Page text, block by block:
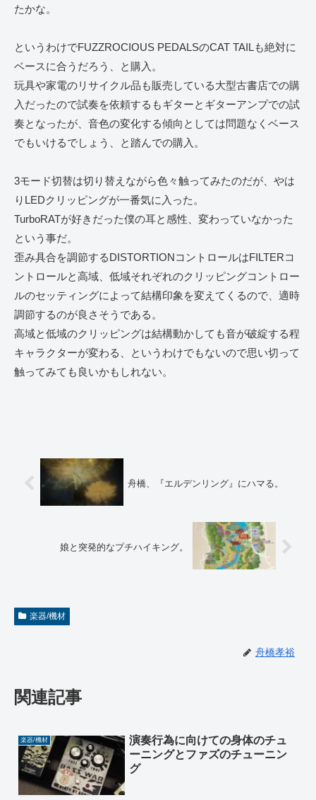
たかな。
というわけでFUZZROCIOUS PEDALSのCAT TAILも絶対に
ベースに合うだろう、と購入。
玩具や家電のリサイクル品も販売している大型古書店での購
入だったので試奏を依頼するもギターとギターアンプでの試
奏となったが、音色の変化する傾向としては問題なくベース
でもいけるでしょう、と踏んでの購入。
3モード切替は切り替えながら色々触ってみたのだが、やは
りLEDクリッピングが一番気に入った。
TurboRATが好きだった僕の耳と感性、変わっていなかった
という事だ。
歪み具合を調節するDISTORTIONコントロールはFILTERコ
ントロールと高域、低域それぞれのクリッピングコントロー
ルのセッティングによって結構印象を変えてくるので、適時
調節するのが良さそうである。
高域と低域のクリッピングは結構動かしても音が破綻する程
キャラクターが変わる、というわけでもないので思い切って
触ってみても良いかもしれない。
舟橋、『エルデンリング』にハマる。
娘と突発的なプチハイキング。
楽器/機材
舟橋孝裕
関連記事
楽器/機材
演奏行為に向けての身体のチュ
ーニングとファズのチューニン
グ